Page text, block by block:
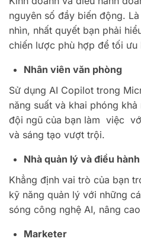
nguyên số đầy biến động.
nhìn, nhất quyết bạn phải
chiến lược phù hợp để tối
Nhân viên văn phòng
Sử dụng AI Copilot trong
năng suất và khai phóng
đội ngũ của bạn làm việc
và sáng tạo vượt trội.
Nhà quản lý và điều hành
Khẳng định vai trò của bạn
kỹ năng quản lý với những
sóng công nghệ AI, nâng
Marketer